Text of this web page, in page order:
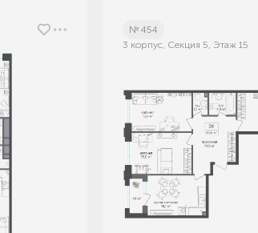
№ 454
3 корпус, Секция 5, Этаж 15